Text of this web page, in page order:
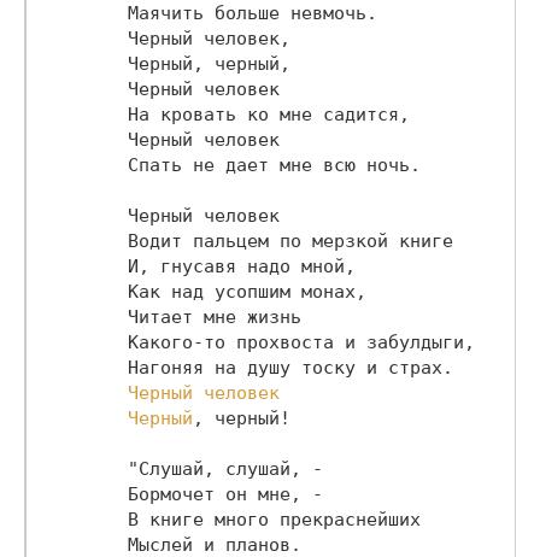
        Маячить больше невмочь.
        Черный человек,
        Черный, черный,
        Черный человек
        На кровать ко мне садится,
        Черный человек
        Спать не дает мне всю ночь.
        Черный человек
        Водит пальцем по мерзкой книге
        И, гнусавя надо мной,
        Как над усопшим монах,
        Читает мне жизнь
        Какого-то прохвоста и забулдыги,
        Нагоняя на душу тоску и страх.
Черный человек
        Черный
, черный!
        "Слушай, слушай, -
        Бормочет он мне, -
        В книге много прекраснейших
        Мыслей и планов.